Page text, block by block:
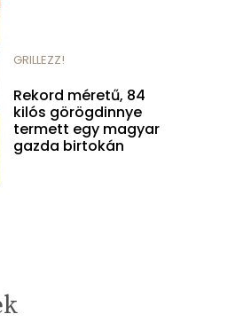
GRILLEZZ!
Rekord méretű, 84
kilós görögdinnye
termett egy magyar
gazda birtokán